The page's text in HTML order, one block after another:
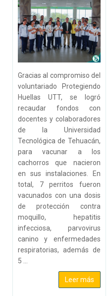
Gracias al compromiso del
voluntariado Protegiendo
Huellas UTT, se logró
recaudar fondos con
docentes y colaboradores
de la Universidad
Tecnológica de Tehuacán,
para vacunar a los
cachorros que nacieron
en sus instalaciones. En
total, 7 perritos fueron
vacunados con una dosis
de protección contra
moquillo, hepatitis
infecciosa, parvovirus
canino y enfermedades
respiratorias, además de
5 ...
Leer más